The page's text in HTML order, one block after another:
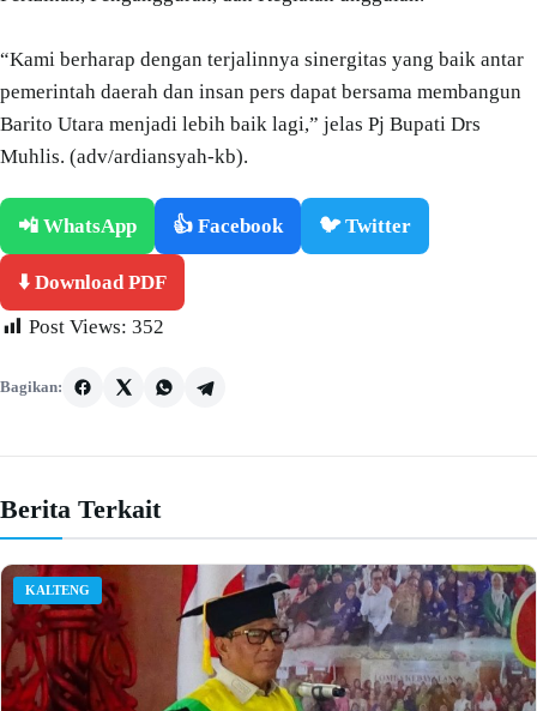
“Kami berharap dengan terjalinnya sinergitas yang baik antar
pemerintah daerah dan insan pers dapat bersama membangun
Barito Utara menjadi lebih baik lagi,” jelas Pj Bupati Drs
Muhlis. (adv/ardiansyah-kb).
📲 WhatsApp 👍 Facebook 🐦 Twitter
⬇️ Download PDF
Post Views: 352
Bagikan:
Berita Terkait
KALTENG